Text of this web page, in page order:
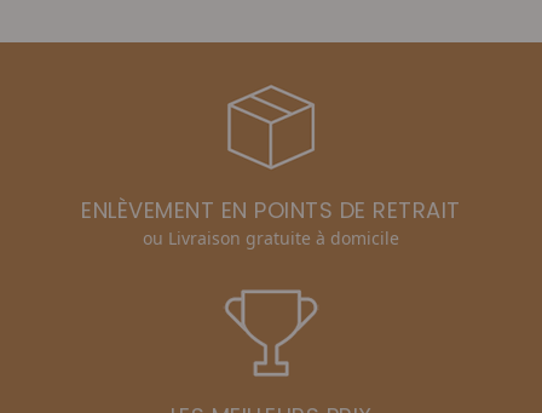
ENLÈVEMENT EN POINTS DE RETRAIT
ou Livraison gratuite à domicile